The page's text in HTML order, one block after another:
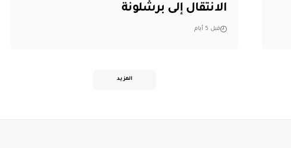
الانتقال إلى برشلونة
قبل 5 أيام
المزيد